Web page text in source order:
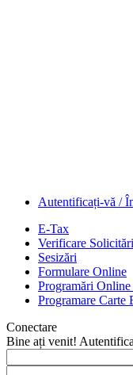
Autentificați-vă /
E-Tax
Verificare Solicitări
Sesizări
Formulare Online
Programări
Programare Carte
Conectare
Bine ați venit!